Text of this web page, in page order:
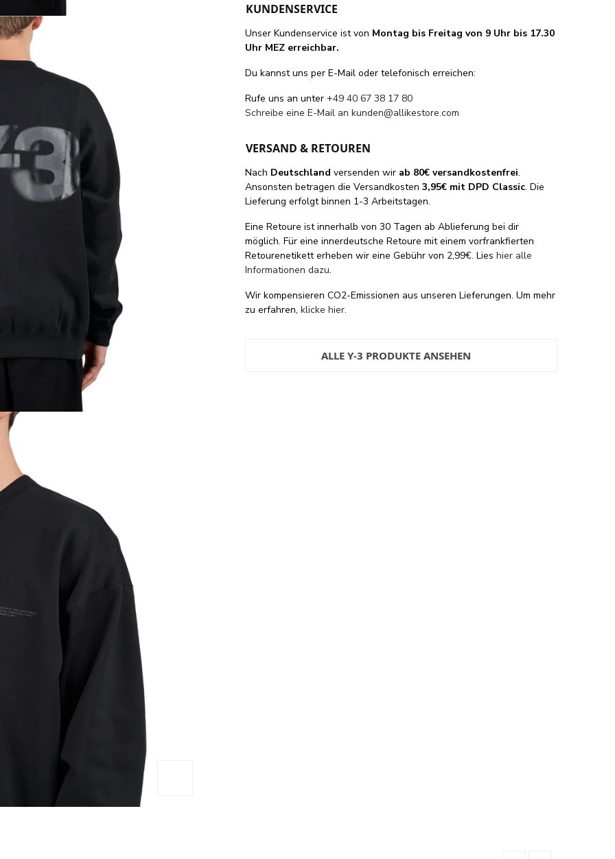
KUNDENSERVICE
Unser Kundenservice ist von Montag bis Freitag von 9 Uhr bis 17.30
Uhr MEZ erreichbar.
Du kannst uns per E-Mail oder telefonisch erreichen:
Rufe uns an unter+49 40 67 38 17 80
Schreibe eine E-Mail ankunden@allikestore.com
VERSAND & RETOUREN
Nach Deutschland versenden wir ab 80€ versandkostenfrei.
Ansonsten betragen die Versandkosten3,95€ mit DPD Classic. Die
Lieferung erfolgt binnen 1-3 Arbeitstagen.
Eine Retoure ist innerhalb von 30 Tagen ab Ablieferung bei dir
möglich. Für eine innerdeutsche Retoure mit einem vorfrankfierten
Retourenetikett erheben wir eine Gebühr von 2,99€. Lieshier alle
Informationen dazu.
Wir kompensieren CO2-Emissionen aus unseren Lieferungen. Um mehr
zu erfahren,klicke hier.
ALLE Y-3 PRODUKTE ANSEHEN